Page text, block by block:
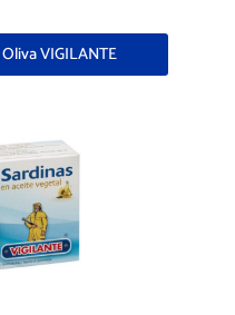
VIGILANTE